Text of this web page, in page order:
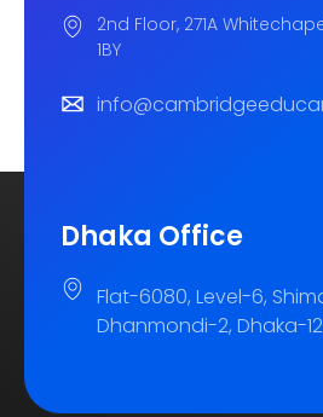
2nd Floor, 271A
1BY
Dhaka Office
Flat-6080, Level-6,
Dhanmondi-2, Dhaka-